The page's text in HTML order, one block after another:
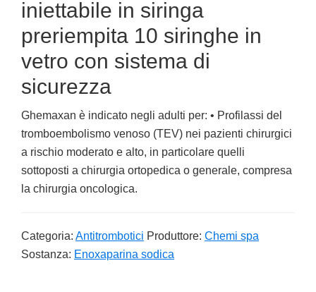
iniettabile in siringa
preriempita 10 siringhe in
vetro con sistema di
sicurezza
Ghemaxan è indicato negli adulti per: • Profilassi del
tromboembolismo venoso (TEV) nei pazienti chirurgici
a rischio moderato e alto, in particolare quelli
sottoposti a chirurgia ortopedica o generale, compresa
la chirurgia oncologica.
Categoria: Antitrombotici Produttore: Chemi spa
Sostanza: Enoxaparina sodica